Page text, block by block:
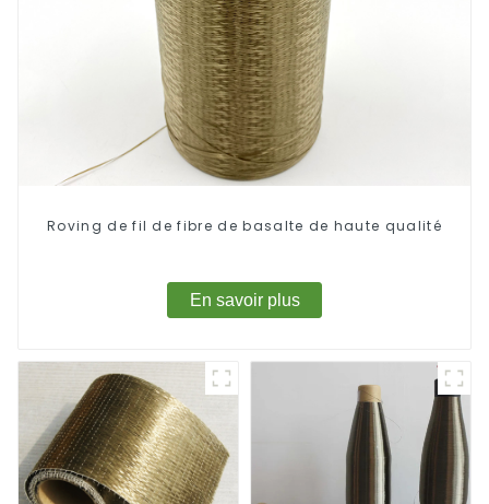
Roving de fil de fibre de basalte de haute qualité
En savoir plus